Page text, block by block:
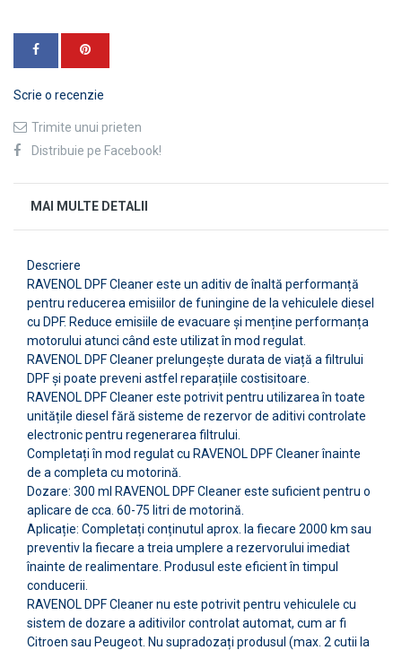
Scrie o recenzie
Trimite unui prieten
Distribuie pe Facebook!
MAI MULTE DETALII
Descriere
RAVENOL DPF Cleaner este un aditiv de înaltă performanță
pentru reducerea emisiilor de funingine de la vehiculele diesel
cu DPF. Reduce emisiile de evacuare și menține performanța
motorului atunci când este utilizat în mod regulat.
RAVENOL DPF Cleaner prelungește durata de viață a filtrului
DPF și poate preveni astfel reparațiile costisitoare.
RAVENOL DPF Cleaner este potrivit pentru utilizarea în toate
unitățile diesel fără sisteme de rezervor de aditivi controlate
electronic pentru regenerarea filtrului.
Completați în mod regulat cu RAVENOL DPF Cleaner înainte
de a completa cu motorină.
Dozare: 300 ml RAVENOL DPF Cleaner este suficient pentru o
aplicare de cca. 60-75 litri de motorină.
Aplicație: Completați conținutul aprox. la fiecare 2000 km sau
preventiv la fiecare a treia umplere a rezervorului imediat
înainte de realimentare. Produsul este eficient în timpul
conducerii.
RAVENOL DPF Cleaner nu este potrivit pentru vehiculele cu
sistem de dozare a aditivilor controlat automat, cum ar fi
Citroen sau Peugeot. Nu supradozați produsul (max. 2 cutii la